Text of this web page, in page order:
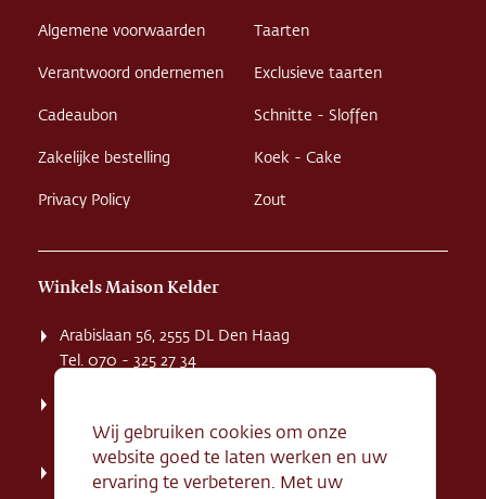
Algemene voorwaarden
Verantwoord ondernemen
Cadeaubon
Zakelijke bestelling
Privacy Policy
Taarten
Exclusieve taarten
Schnitte - Sloffen
Koek - Cake
Zout
Winkels Maison Kelder
Arabislaan 56, 2555 DL Den Haag
Tel. 070 - 325 27 34
Tel. 070 - 324 94 09
Kerkstraat 71, 2242 HD Wassenaar
Wij gebruiken cookies om onze
website goed te laten werken en uw
ervaring te verbeteren. Met uw